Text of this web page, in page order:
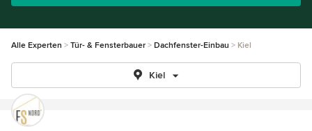
Alle Experten Tür- & Fensterbauer Dachfenster-Einbau Kiel
Kiel